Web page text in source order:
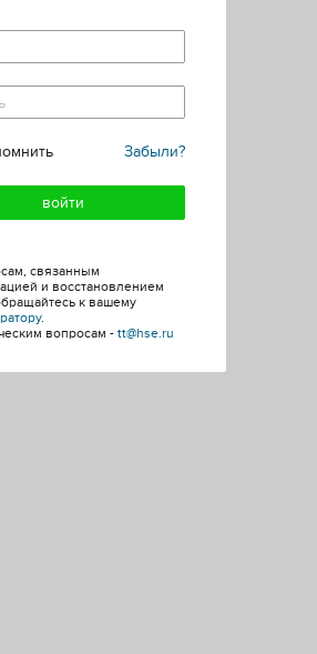
Забыли?
связанным
и восстановлением
к вашему
.
вопросам - tt@hse.ru